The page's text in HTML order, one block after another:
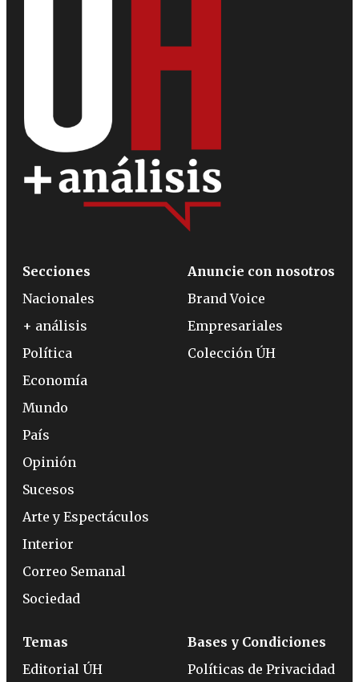
Secciones
Nacionales
+ análisis
Política
Economía
Mundo
País
Opinión
Sucesos
Arte y Espectáculos
Interior
Correo Semanal
Sociedad
Anuncie con nosotros
Brand Voice
Empresariales
Colección ÚH
Temas
Editorial ÚH
Bases y Condiciones
Políticas de Privacidad